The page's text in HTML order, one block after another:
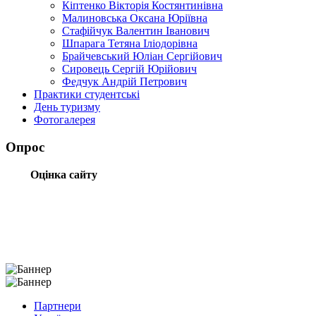
Кіптенко Вікторія Костянтинівна
Малиновська Оксана Юріївна
Стафійчук Валентин Іванович
Шпарага Тетяна Іліодорівна
Брайчевський Юліан Сергійович
Сировець Сергій Юрійович
Федчук Андрій Петрович
Практики студентські
День туризму
Фотогалерея
Опрос
Оцінка сайту
Партнери